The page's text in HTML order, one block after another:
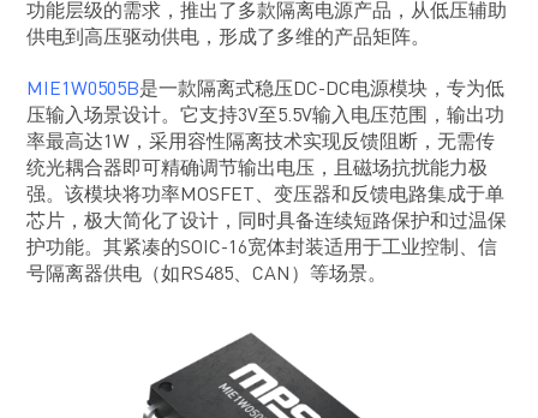
功能层级的需求，推出了多款隔离电源产品，从低压辅助
供电到高压驱动供电，形成了多维的产品矩阵。
MIE1W0505B是一款隔离式稳压DC-DC电源模块，专为低
压输入场景设计。它支持3V至5.5V输入电压范围，输出功
率最高达1W，采用容性隔离技术实现反馈阻断，无需传
统光耦合器即可精确调节输出电压，且磁场抗扰能力极
强。该模块将功率MOSFET、变压器和反馈电路集成于单
芯片，极大简化了设计，同时具备连续短路保护和过温保
护功能。其紧凑的SOIC-16宽体封装适用于工业控制、信
号隔离器供电（如RS485、CAN）等场景。